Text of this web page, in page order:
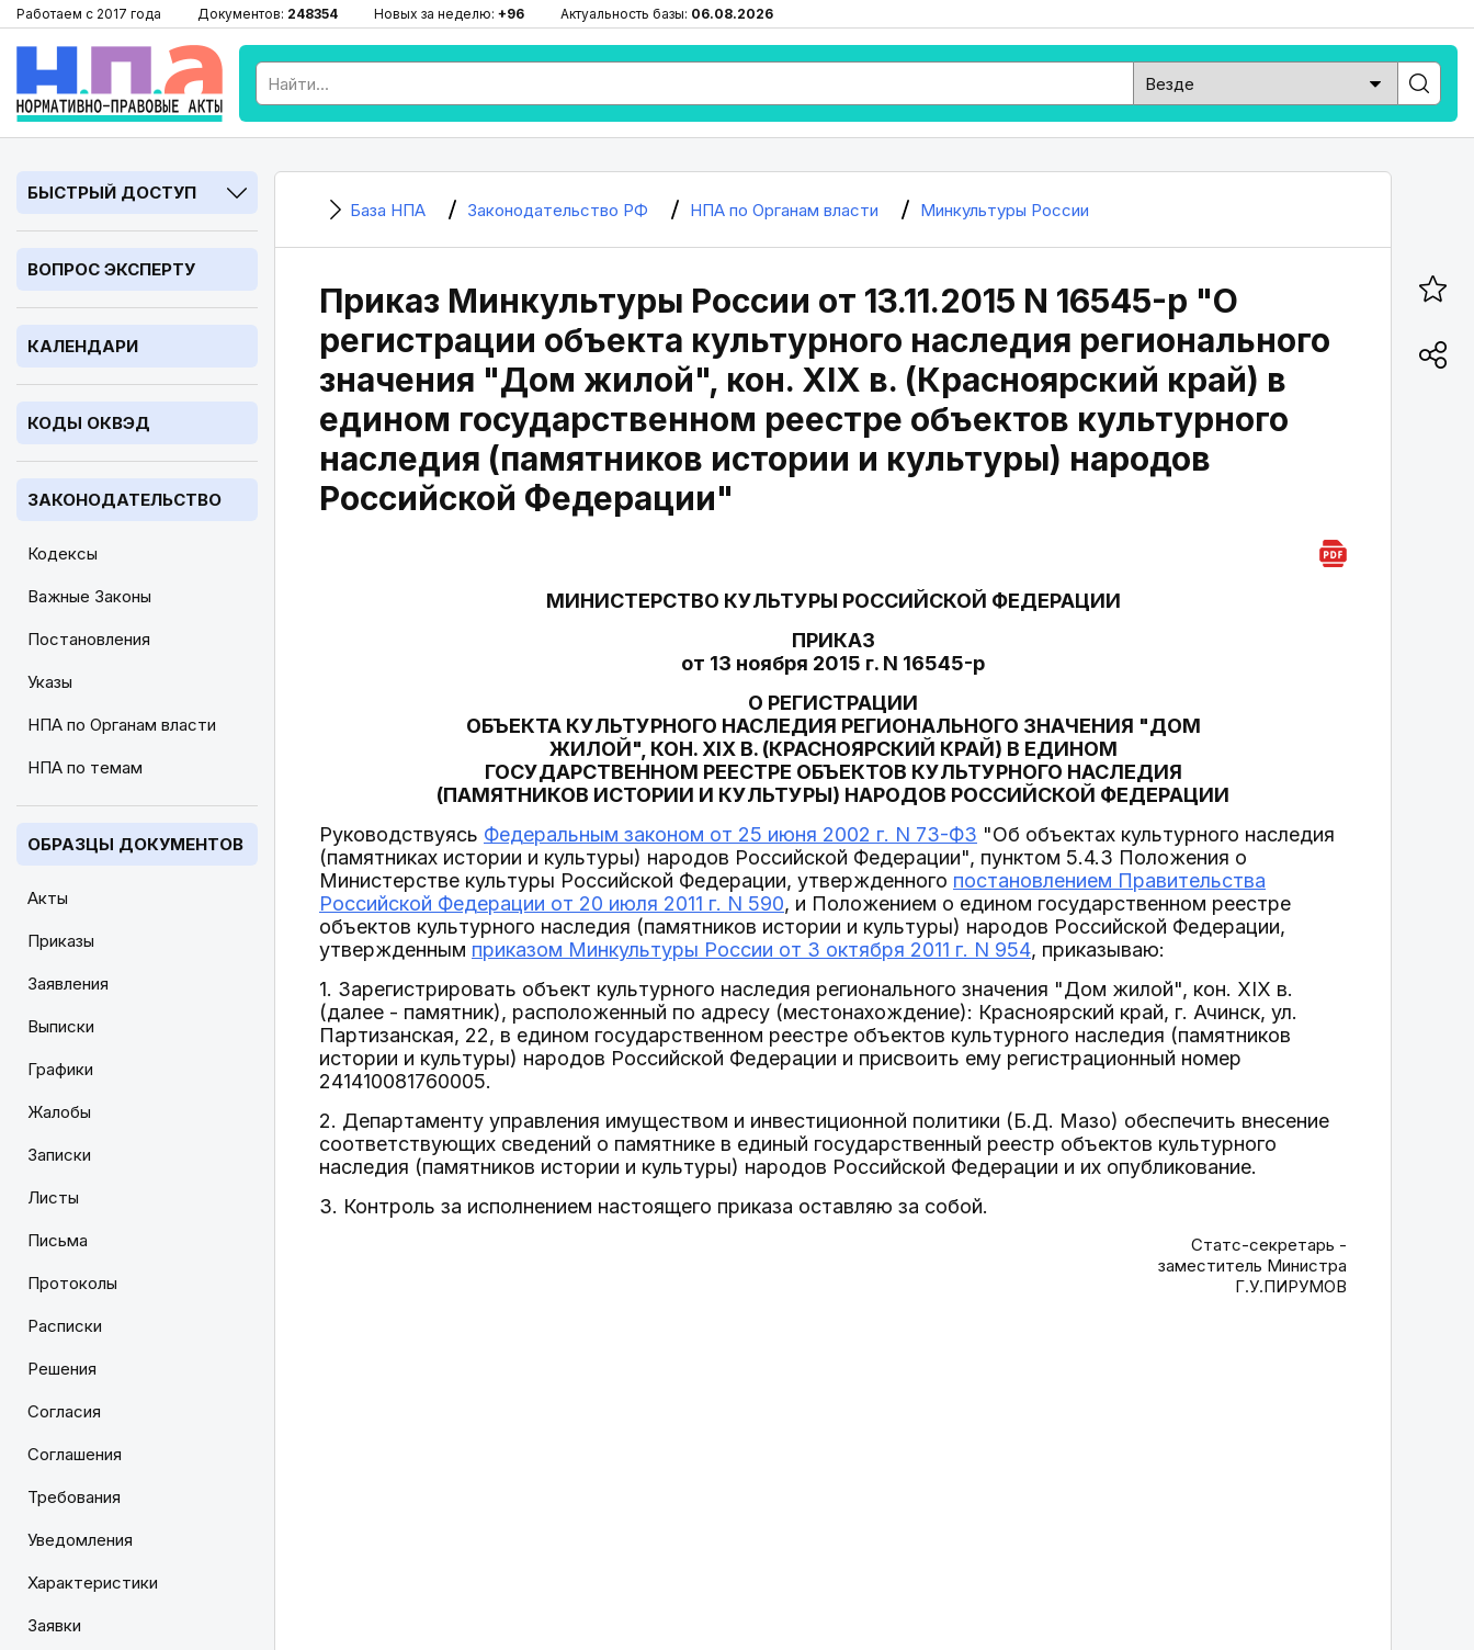
Работаем с 2017 года Документов: 248354 Новых за неделю: +96 Актуальность базы: 06.08.2026
БЫСТРЫЙ ДОСТУП
ВОПРОС ЭКСПЕРТУ
КАЛЕНДАРИ
КОДЫ ОКВЭД
ЗАКОНОДАТЕЛЬСТВО
Кодексы
Важные Законы
Постановления
Указы
НПА по Органам власти
НПА по темам
ОБРАЗЦЫ ДОКУМЕНТОВ
Акты
Приказы
Заявления
Выписки
Графики
Жалобы
Записки
Листы
Письма
Протоколы
Расписки
Решения
Согласия
Соглашения
Требования
Уведомления
Характеристики
Заявки
База НПА Законодательство РФ НПА по Органам власти Минкультуры России
Приказ Минкультуры России от 13.11.2015 N 16545-р "О
регистрации объекта культурного наследия регионального
значения "Дом жилой", кон. XIX в. (Красноярский край) в
едином государственном реестре объектов культурного
наследия (памятников истории и культуры) народов
Российской Федерации"
МИНИСТЕРСТВО КУЛЬТУРЫ РОССИЙСКОЙ ФЕДЕРАЦИИ
ПРИКАЗ
от 13 ноября 2015 г. N 16545-р
О РЕГИСТРАЦИИ
ОБЪЕКТА КУЛЬТУРНОГО НАСЛЕДИЯ РЕГИОНАЛЬНОГО ЗНАЧЕНИЯ "ДОМ
ЖИЛОЙ", КОН. XIX В. (КРАСНОЯРСКИЙ КРАЙ) В ЕДИНОМ
ГОСУДАРСТВЕННОМ РЕЕСТРЕ ОБЪЕКТОВ КУЛЬТУРНОГО НАСЛЕДИЯ
(ПАМЯТНИКОВ ИСТОРИИ И КУЛЬТУРЫ) НАРОДОВ РОССИЙСКОЙ ФЕДЕРАЦИИ
Руководствуясь Федеральным законом от 25 июня 2002 г. N 73-ФЗ "Об объектах культурного наследия
(памятниках истории и культуры) народов Российской Федерации", пунктом 5.4.3 Положения о
Министерстве культуры Российской Федерации, утвержденного постановлением Правительства
Российской Федерации от 20 июля 2011 г. N 590, и Положением о едином государственном реестре
объектов культурного наследия (памятников истории и культуры) народов Российской Федерации,
утвержденным приказом Минкультуры России от 3 октября 2011 г. N 954, приказываю:
1. Зарегистрировать объект культурного наследия регионального значения "Дом жилой", кон. XIX в.
(далее - памятник), расположенный по адресу (местонахождение): Красноярский край, г. Ачинск, ул.
Партизанская, 22, в едином государственном реестре объектов культурного наследия (памятников
истории и культуры) народов Российской Федерации и присвоить ему регистрационный номер
241410081760005.
2. Департаменту управления имуществом и инвестиционной политики (Б.Д. Мазо) обеспечить внесение
соответствующих сведений о памятнике в единый государственный реестр объектов культурного
наследия (памятников истории и культуры) народов Российской Федерации и их опубликование.
3. Контроль за исполнением настоящего приказа оставляю за собой.
Статс-секретарь -
заместитель Министра
Г.У.ПИРУМОВ